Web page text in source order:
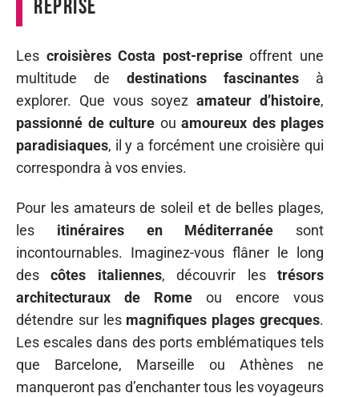
reprise
Les croisières Costa post-repriseoffrent une
multitude de destinations fascinantes à
explorer. Que vous soyezamateur d’histoire,
passionné de culture ou amoureux des plages
paradisiaques, il y a forcément une croisière qui
correspondra à vos envies.
Pour les amateurs de soleil et de belles plages,
les itinéraires en Méditerranée sont
incontournables. Imaginez-vous flâner le long
descôtes italiennes, découvrir lestrésors
architecturaux de Rome ou encore vous
détendre sur les magnifiques plages grecques.
Les escales dans des ports emblématiques tels
que Barcelone, Marseille ou Athènes ne
manqueront pas d’enchanter tous les voyageurs